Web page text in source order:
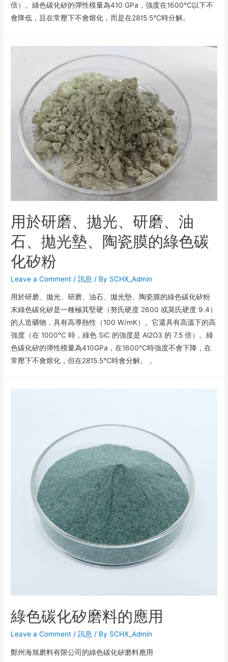
倍）。綠色碳化矽的彈性模量為410 GPa，強度在1600°C以下不
會降低，且在常壓下不會熔化，而是在2815.5°C時分解。
用於研磨、拋光、研磨、油
石、拋光墊、陶瓷膜的綠色碳
化矽粉
Leave a Comment /訊息 / By SCHX_Admin
用於研磨、拋光、研磨、油石、拋光墊、陶瓷膜的綠色碳化矽粉
末綠色碳化矽是一種極其堅硬（努氏硬度 2600 或莫氏硬度 9.4）
的人造礦物，具有高導熱性（100 W/mK）。它還具有高溫下的高
強度（在 1000°C 時，綠色 SiC 的強度是 Al2O3 的 7.5 倍）。綠
色碳化矽的彈性模量為410GPa，在1600℃時強度不會下降，在
常壓下不會熔化，但在2815.5℃時會分解。 。
綠色碳化矽磨料的應用
Leave a Comment /訊息 / By SCHX_Admin
鄭州海旭磨料有限公司的綠色碳化矽磨料應用